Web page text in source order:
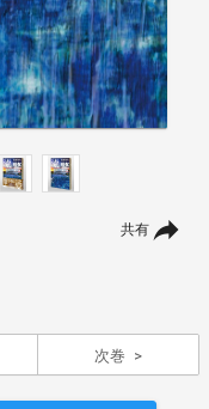
共有
次巻